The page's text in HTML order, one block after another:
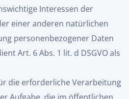
Interessen der
einer anderen natürlichen
personenbezogener Daten
Art. 6 Abs. 1 lit. d DSGVO als
die erforderliche Verarbeitung